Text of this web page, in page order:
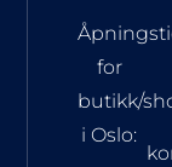
for
butikk/
i Oslo: